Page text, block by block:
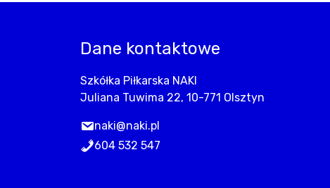
Dane kontaktowe
Szkółka Piłkarska NAKI
Juliana Tuwima 22, 10-771 Olsztyn
naki@naki.pl
604 532 547